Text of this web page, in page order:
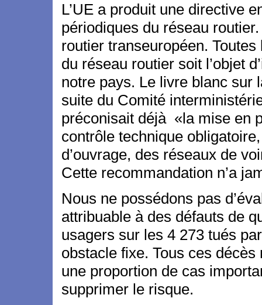
L’UE a produit une directive
périodiques du réseau
routier transeuropéen.
du réseau routier soit l’objet
notre pays. Le livre blanc sur
suite du Comité
préconisait déjà «la mise en
contrôle technique
d’ouvrage, des réseaux de
Cette recommandation n’a
Nous ne possédons pas
attribuable à des défauts de
usagers sur les 4 273 tués
obstacle fixe. Tous ces
une proportion de cas
supprimer le risque.